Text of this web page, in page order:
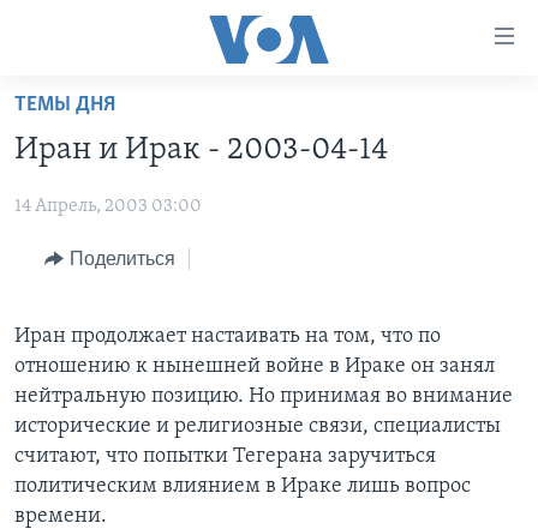
Перейти
основной
Перейти
Перейти
поиск
ПРОГРАММЫ
АМЕРИКА
НОВОСТИ ЗА МИНУТУ
ПОЧЕМУ ЭТО ВАЖНО?
ДИСКУССИЯ VOA
ДЕТАЛИ
АМЕРИКА. БОЛЬШОЕ ПУТЕШЕСТВИЕ
ПРОЕКТЫ
УЧИМ АНГЛИЙСКИЙ
А КАК В АМЕРИКЕ?
АРТЕФАКТЫ
АМЕРИКАНСКИЕ ГОРОДКИ
ЭКСПЕРТИЗА
ФАКТЫ ПРОТИВ ФЕЙКОВ
ЗА СВОБОДУ ПРЕССЫ
УЧИМ АНГЛИЙСКИЙ
ПОДПИСКА НА НОВОСТИ
ТЕМЫ ДНЯ
Иран и Ирак - 2003-04-14
14 Апрель, 2003 03:00
Поделиться
Иран продолжает настаивать на том, что по
отношению к нынешней войне в Ираке он занял
нейтральную позицию. Но принимая во внимание
исторические и религиозные связи, специалисты
считают, что попытки Тегерана заручиться
политическим влиянием в Ираке лишь вопрос
времени.